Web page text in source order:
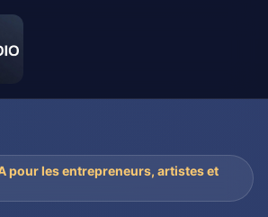
pour les entrepreneurs, artistes et